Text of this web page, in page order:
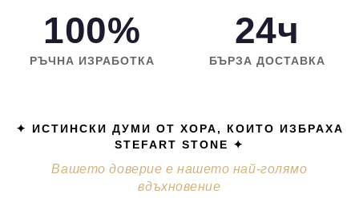
100%
РЪЧНА ИЗРАБОТКА
24ч
БЪРЗА ДОСТАВКА
✦ ИСТИНСКИ ДУМИ ОТ ХОРА, КОИТО ИЗБРАХА
STEFART STONE ✦
Вашето доверие е нашето най-голямо
вдъхновение